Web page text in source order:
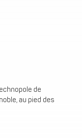
de
au pied des